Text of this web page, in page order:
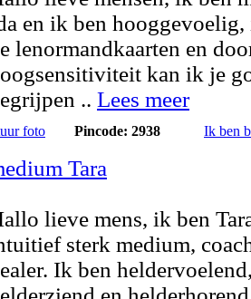
en ik ben
lenormandkaarten en
kan ik je
.. Lees meer
foto Pincode: 2938 Ik ben
Tara
lieve mens, ik ben
sterk medium,
Ik ben